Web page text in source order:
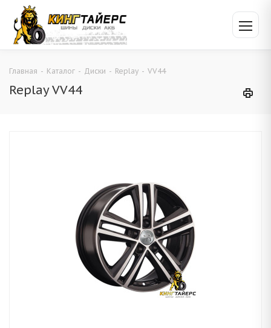
Главная - Каталог - Диски - Replay - VV44
Replay VV44